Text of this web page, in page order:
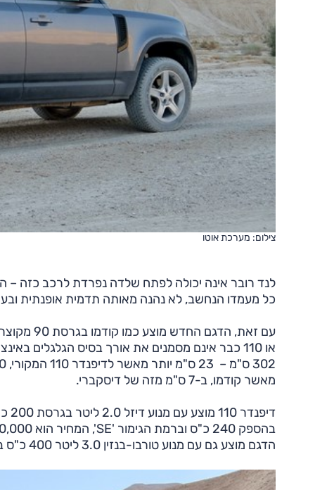
צילום: מערכת אוטו
לנד רובר אינה יכולה לפתח שלדה נפרדת לרכב כזה –
כל מעמדו הנחשב, לא נהנה מאותה תדמית אופנתית
מאשר קודמו, ב-7 ס"מ מזה של דיסקברי.
הדגם מוצע גם עם מנוע טורבו-בנזין 3.0 ליטר 400 כ"ס ב-668,000 שקלים.